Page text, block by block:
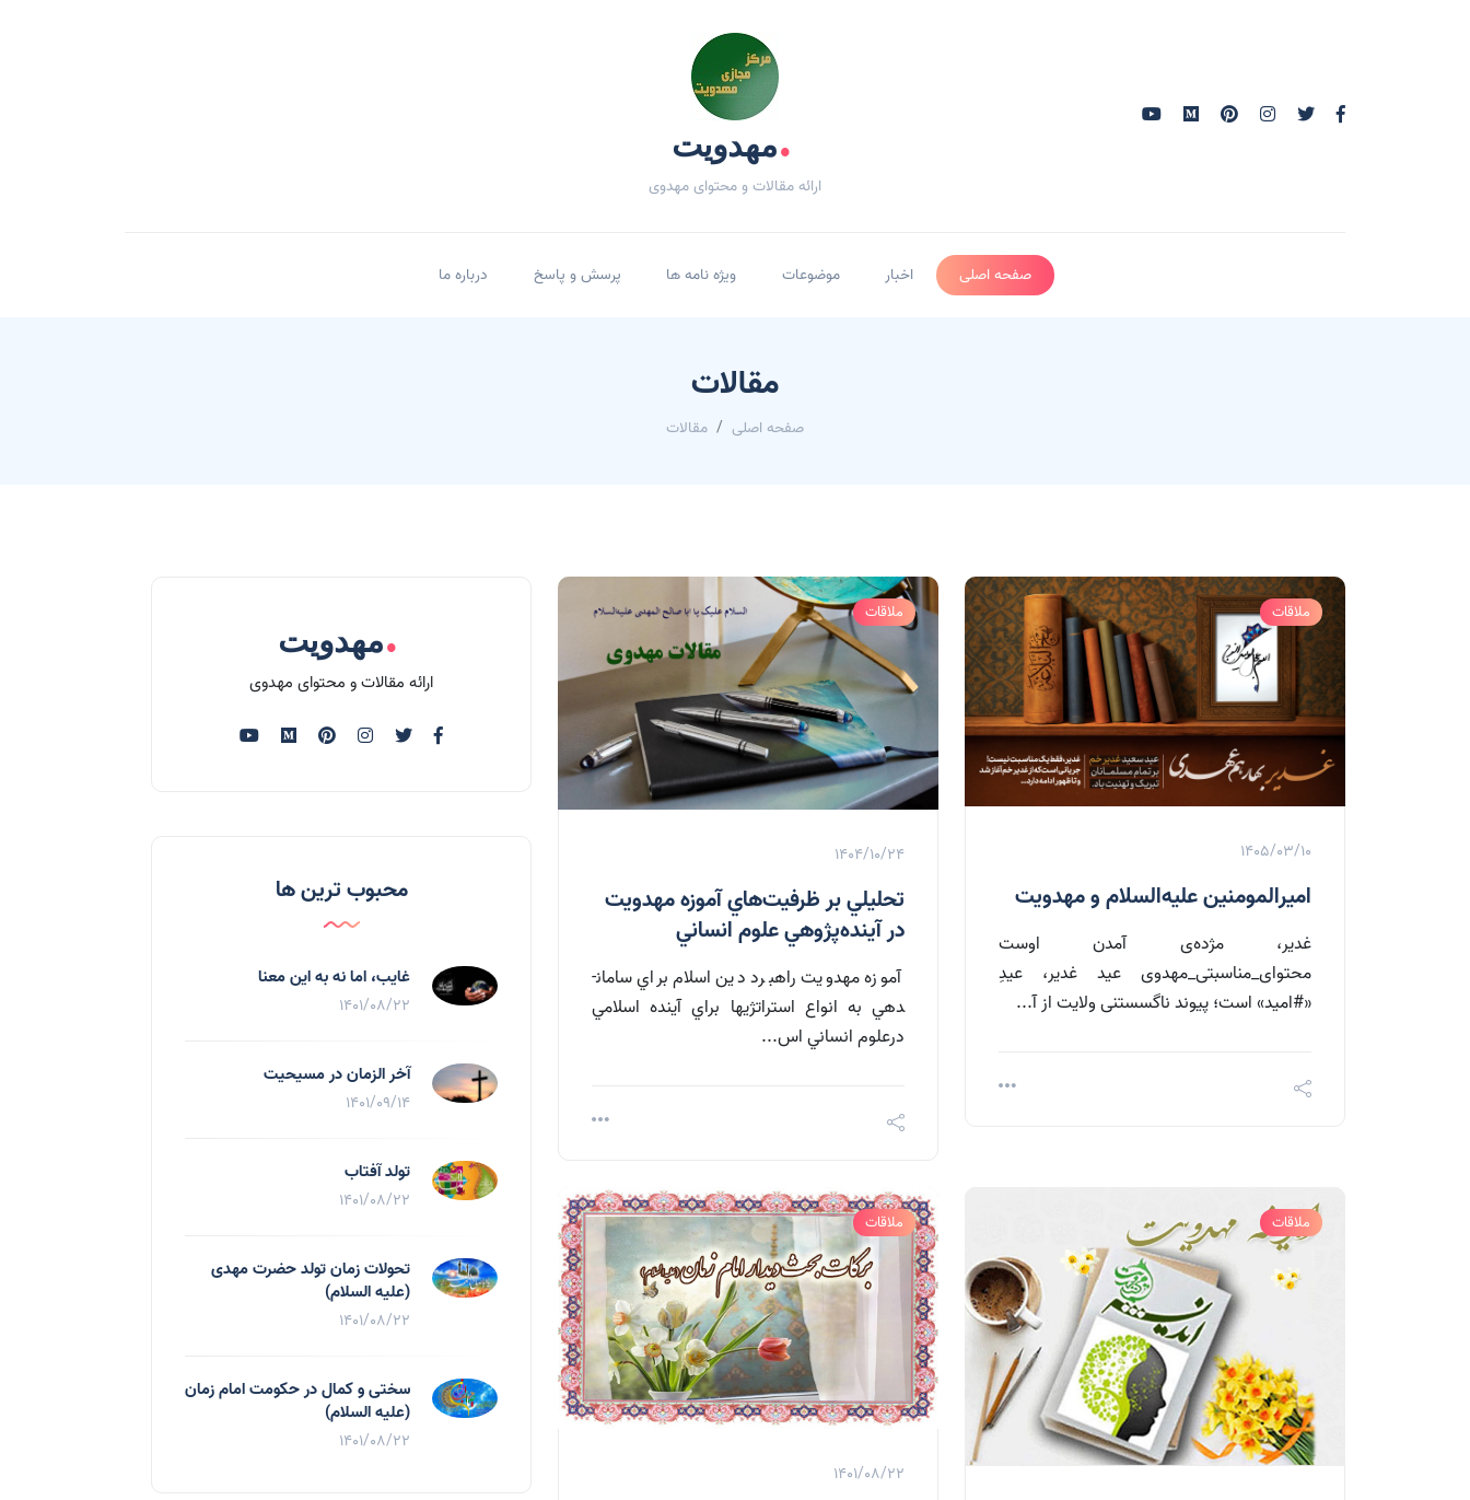
.مهدویت
ارائه مقالات و محتوای مهدوی
صفحه اصلی اخبار موضوعات ویژه نامه ها پرسش و پاسخ درباره ما
مقالات
صفحه اصلی مقالات
ملاقات
1405/03/10
امیرالمومنین علیه‌السلام و مهدویت
غدیر، مژده‌ی آمدن اوست
محتوای_مناسبتی_مهدوی عید غدیر، عیدِ
«#امید» است؛ پیوند ناگسستنی ولایت از آ...
ملاقات
1404/10/24
تحليلي بر ظرفيت‌هاي آموزه مهدويت
در آينده‌پژوهي علوم انساني
آموزه مهدويت راهبرد دين اسلام براي سامان­
دهي به انواع استراتژي­ها براي آينده اسلامي
درعلوم انساني اس...
ملاقات ملاقات
1401/08/22
.مهدویت
ارائه مقالات و محتوای مهدوی
محبوب ترین ها
غایب، اما نه به اين معنا
1401/08/22
آخر الزمان در مسیحیت
1401/09/14
تولد آفتاب
1401/08/22
تحولات زمان تولد حضرت مهدی
(علیه السلام)
1401/08/22
سختی و کمال در حکومت امام زمان
(علیه السلام)
1401/08/22